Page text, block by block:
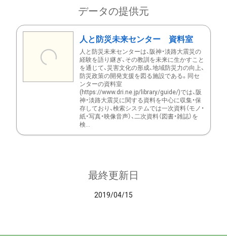
データの提供元
人と防災未来センター 資料室
人と防災未来センターは、阪神・淡路大震災の
経験を語り継ぎ、その教訓を未来に生かすこと
を通じて、災害文化の形成、地域防災力の向上、
防災政策の開発支援を図る施設である。同セ
ンターの資料室
(https://www.dri.ne.jp/library/guide/)では、阪
神・淡路大震災に関する資料を中心に収集・保
存しており、検索システムでは一次資料（モノ・
紙・写真・映像音声）、二次資料（図書・雑誌）を
検...
最終更新日
2019/04/15